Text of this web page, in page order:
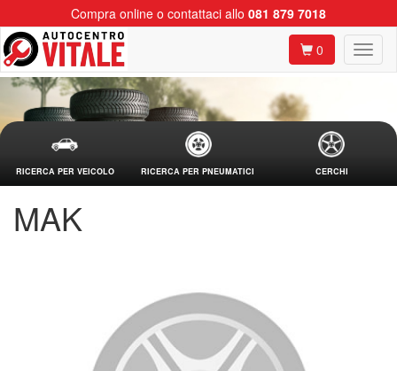
Compra online o contattaci allo 081 879 7018
0
RICERCA PER VEICOLO RICERCA PER PNEUMATICI CERCHI
MAK